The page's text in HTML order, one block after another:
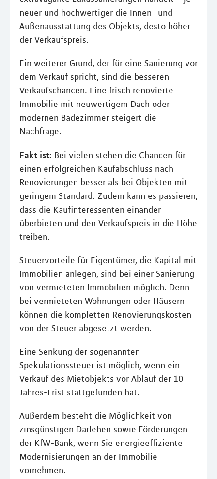
neuer und hochwertiger die Innen- und
Außenausstattung des Objekts, desto höher
der Verkaufspreis.
Ein weiterer Grund, der für eine Sanierung vor
dem Verkauf spricht, sind die besseren
Verkaufschancen. Eine frisch renovierte
Immobilie mit neuwertigem Dach oder
modernen Badezimmer steigert die
Nachfrage.
Fakt ist: Bei vielen stehen die Chancen für
einen erfolgreichen Kaufabschluss nach
Renovierungen besser als bei Objekten mit
geringem Standard. Zudem kann es passieren,
dass die Kaufinteressenten einander
überbieten und den Verkaufspreis in die Höhe
treiben.
Steuervorteile für Eigentümer, die Kapital mit
Immobilien anlegen, sind bei einer Sanierung
von vermieteten Immobilien möglich. Denn
bei vermieteten Wohnungen oder Häusern
können die kompletten Renovierungskosten
von der Steuer abgesetzt werden.
Eine Senkung der sogenannten
Spekulationssteuer ist möglich, wenn ein
Verkauf des Mietobjekts vor Ablauf der 10-
Jahres-Frist stattgefunden hat.
Außerdem besteht die Möglichkeit von
zinsgünstigen Darlehen sowie Förderungen
der KfW-Bank, wenn Sie energieeffiziente
Modernisierungen an der Immobilie
vornehmen.